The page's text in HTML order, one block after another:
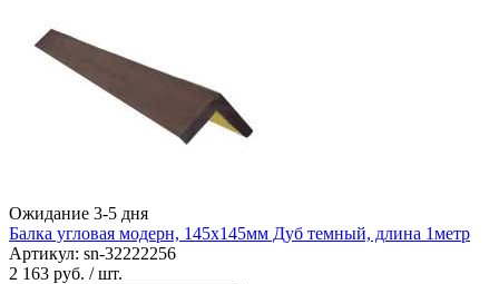
Ожидание 3-5 дня
Балка угловая модерн, 145х145мм Дуб темный, длина 1метр
Артикул: sn-32222256
2 163 руб. / шт.